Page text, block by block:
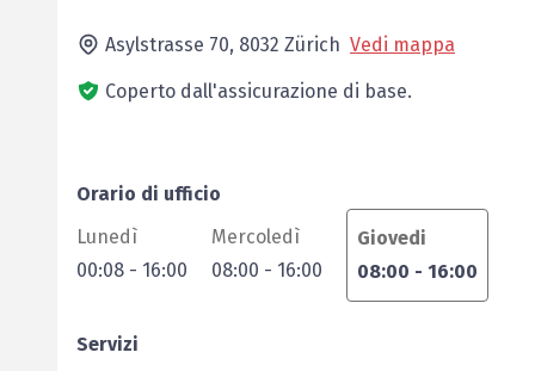
Asylstrasse 70, 8032 Zürich Vedi mappa
Coperto dall'assicurazione di base.
Orario di ufficio
Lunedì
00:08 - 16:00
Mercoledì
08:00 - 16:00
Giovedi
08:00 - 16:00
Servizi